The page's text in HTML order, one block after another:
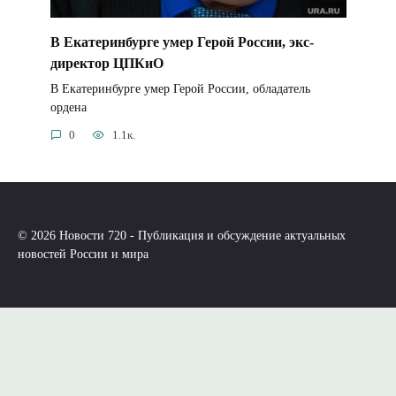
В Екатеринбурге умер Герой России, экс-
директор ЦПКиО
В Екатеринбурге умер Герой России, обладатель
ордена
0 1.1к.
© 2026 Новости 720 - Публикация и обсуждение актуальных
новостей России и мира